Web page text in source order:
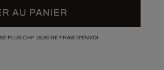
AU PANIER
PLUS CHF 19,90DE FRAIS D'ENVOI